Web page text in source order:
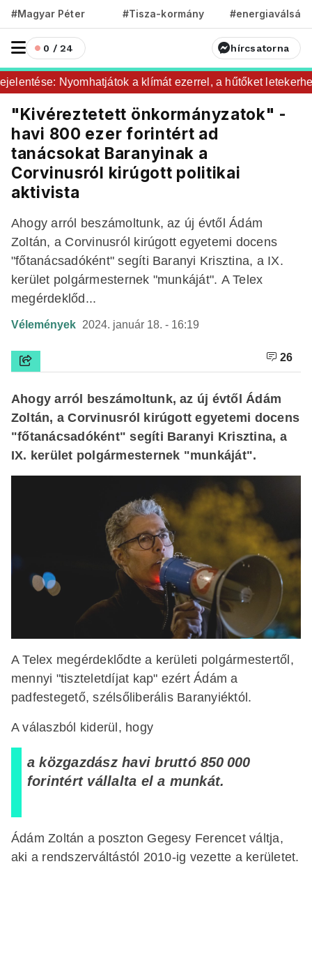
#Magyar Péter #Tisza-kormány #energiaválság
0 / 24 hírcsatorna
Nyomhatjátok a klímát ezerrel, a hűtőket
"Kivéreztetett önkormányzatok" -
havi 800 ezer forintért ad
tanácsokat Baranyinak a
Corvinusról kirúgott politikai
aktivista
Ahogy arról beszámoltunk, az új évtől Ádám
Zoltán, a Corvinusról kirúgott egyetemi docens
"főtanácsadóként" segíti Baranyi Krisztina, a IX.
kerület polgármesternek "munkáját". A Telex
megérdeklőd...
Vélemények 2024. január 18. - 16:19
26
Ahogy arról beszámoltunk, az új évtől Ádám
Zoltán, a Corvinusról kirúgott egyetemi docens
"főtanácsadóként" segíti Baranyi Krisztina, a
IX. kerület polgármesternek "munkáját".
A Telex megérdeklődte a kerületi polgármestertől,
mennyi "tiszteletdíjat kap" ezért Ádám a
padfestegető, szélsőliberális Baranyiéktól.
A válaszból kiderül, hogy
a közgazdász havi bruttó 850 000
forintért vállalta el a munkát.
Ádám Zoltán a poszton Gegesy Ferencet váltja,
aki a rendszerváltástól 2010-ig vezette a kerületet.